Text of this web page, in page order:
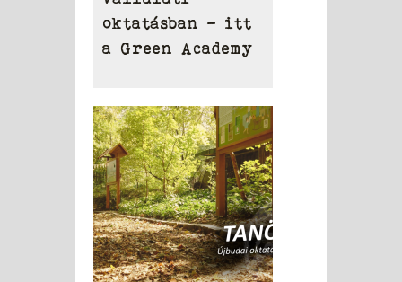
oktatásban – itt
a Green Academy